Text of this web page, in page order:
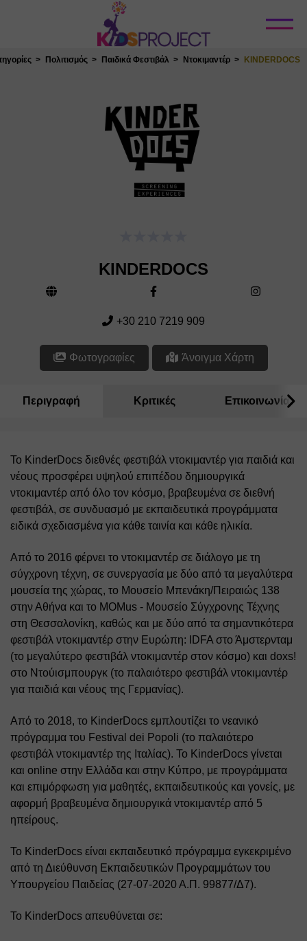
Κλείσιμο
Πολιτισμός Παιδικά Φεστιβάλ Ντοκιμαντέρ KINDERDOCS
KINDERDOCS
+30 210 7219 909
Φωτογραφίες Άνοιγμα Χάρτη
Περιγραφή Κριτικές Επικοινωνία
Το KinderDocs διεθνές φεστιβάλ ντοκιμαντέρ για παιδιά και
νέους προσφέρει υψηλού επιπέδου δημιουργικά
ντοκιμαντέρ από όλο τον κόσμο, βραβευμένα σε διεθνή
φεστιβάλ, σε συνδυασμό με εκπαιδευτικά προγράμματα
ειδικά σχεδιασμένα για κάθε ταινία και κάθε ηλικία.
Aπό το 2016 φέρνει το ντοκιμαντέρ σε διάλογο με τη
σύγχρονη τέχνη, σε συνεργασία με δύο από τα μεγαλύτερα
μουσεία της χώρας, το Μουσείο Μπενάκη/Πειραιώς 138
στην Αθήνα και το MOMus - Μουσείο Σύγχρονης Τέχνης
στη Θεσσαλονίκη, καθώς και με δύο από τα σημαντικότερα
φεστιβάλ ντοκιμαντέρ στην Ευρώπη: IDFA στο Άμστερνταμ
(το μεγαλύτερο φεστιβάλ ντοκιμαντέρ στον κόσμο) και doxs!
στο Ντούισμπουργκ (το παλαιότερο φεστιβάλ ντοκιμαντέρ
για παιδιά και νέους της Γερμανίας).
Από το 2018, το KinderDocs εμπλουτίζει το νεανικό
πρόγραμμα του Festival dei Popoli (το παλαιότερο
φεστιβάλ ντοκιμαντέρ της Ιταλίας). Το KinderDοcs γίνεται
και online στην Ελλάδα και στην Κύπρο, με προγράμματα
και επιμόρφωση για μαθητές, εκπαιδευτικούς και γονείς, με
αφορμή βραβευμένα δημιουργικά ντοκιμαντέρ από 5
ηπείρους.
Το KinderDocs είναι εκπαιδευτικό πρόγραμμα εγκεκριμένο
από τη Διεύθυνση Εκπαιδευτικών Προγραμμάτων του
Υπουργείου Παιδείας (27-07-2020 Α.Π. 99877/Δ7).
Το KinderDocs απευθύνεται σε: